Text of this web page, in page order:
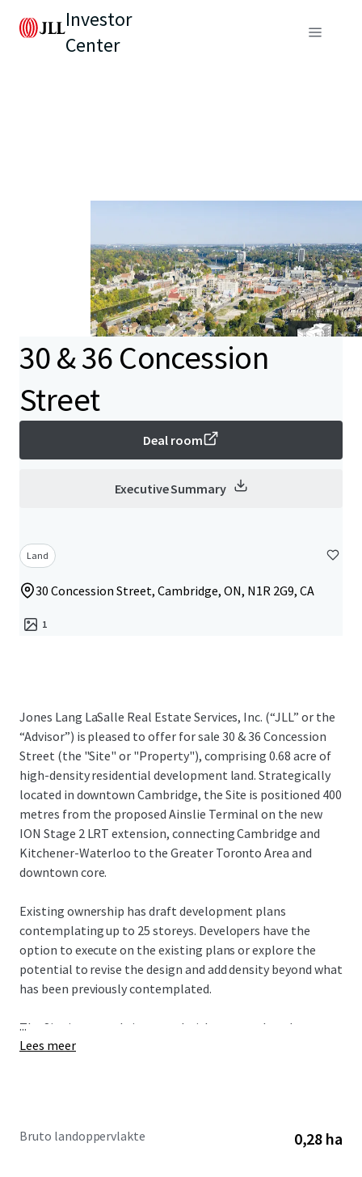
Investor
Center
30 & 36 Concession
Street
Deal room
Executive Summary
Land
30 Concession Street, Cambridge, ON, N1R 2G9, CA
1
Jones Lang LaSalle Real Estate Services, Inc. (“JLL” or the
“Advisor”) is pleased to offer for sale 30 & 36 Concession
Street (the "Site" or "Property"), comprising 0.68 acre of
high-density residential development land. Strategically
located in downtown Cambridge, the Site is positioned 400
metres from the proposed Ainslie Terminal on the new
ION Stage 2 LRT extension, connecting Cambridge and
Kitchener-Waterloo to the Greater Toronto Area and
downtown core.
Existing ownership has draft development plans
contemplating up to 25 storeys. Developers have the
option to execute on the existing plans or explore the
potential to revise the design and add density beyond what
has been previously contemplated.
The Site is currently improved with a car wash and two
residential rental properties, providing in-place cash flow
...
Lees meer
Bruto landoppervlakte 0,28 ha